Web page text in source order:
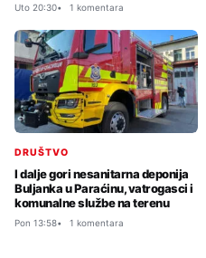
Uto 20:30 1 komentara
DRUŠTVO
I dalje gori nesanitarna deponija
Buljanka u Paraćinu, vatrogasci i
komunalne službe na terenu
Pon 13:58 1 komentara